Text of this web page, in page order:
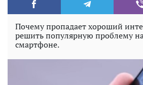
Почему пропадает хороший
решить популярную проблему
смартфоне.